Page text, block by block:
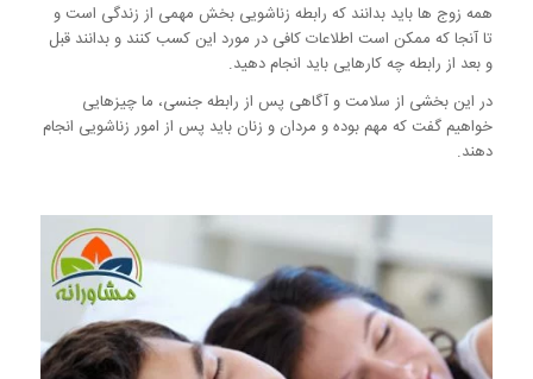
همه زوج ها باید بدانند که رابطه زناشویی بخش مهمی از زندگی است و
تا آنجا که ممکن است اطلاعات کافی در مورد این کسب کنند و بدانند قبل
و بعد از رابطه چه کارهایی باید انجام دهید.
در این بخشی از سلامت و آگاهی پس از رابطه جنسی، ما چیزهایی
خواهیم گفت که مهم بوده و مردان و زنان باید پس از امور زناشویی انجام
دهند.